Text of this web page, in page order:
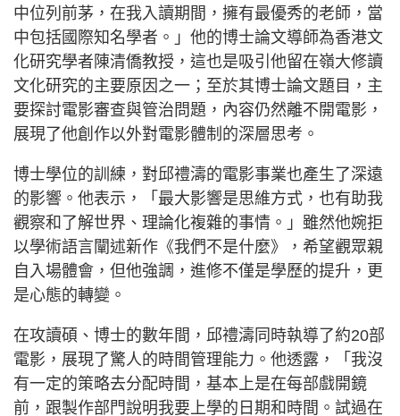
中位列前茅，在我入讀期間，擁有最優秀的老師，當
中包括國際知名學者。」他的博士論文導師為香港文
化研究學者陳清僑教授，這也是吸引他留在嶺大修讀
文化研究的主要原因之一；至於其博士論文題目，主
要探討電影審查與管治問題，內容仍然離不開電影，
展現了他創作以外對電影體制的深層思考。
博士學位的訓練，對邱禮濤的電影事業也產生了深遠
的影響。他表示，「最大影響是思維方式，也有助我
觀察和了解世界、理論化複雜的事情。」雖然他婉拒
以學術語言闡述新作《我們不是什麼》，希望觀眾親
自入場體會，但他強調，進修不僅是學歷的提升，更
是心態的轉變。
在攻讀碩、博士的數年間，邱禮濤同時執導了約20部
電影，展現了驚人的時間管理能力。他透露，「我沒
有一定的策略去分配時間，基本上是在每部戲開鏡
前，跟製作部門說明我要上學的日期和時間。試過在